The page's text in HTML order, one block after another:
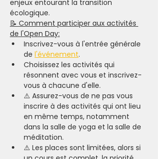
enjeux entourant la transition
écologique.
📝 Comment participer aux activités
de l'Open Day:
Inscrivez-vous à l'entrée générale
de l'événement.
Choisissez les activités qui
résonnent avec vous et inscrivez-
vous à chacune d'elle.
⚠️ Assurez-vous de ne pas vous
inscrire à des activités qui ont lieu
en même temps, notamment
dans la salle de yoga et la salle de
méditation.
⚠️ Les places sont limitées, alors si